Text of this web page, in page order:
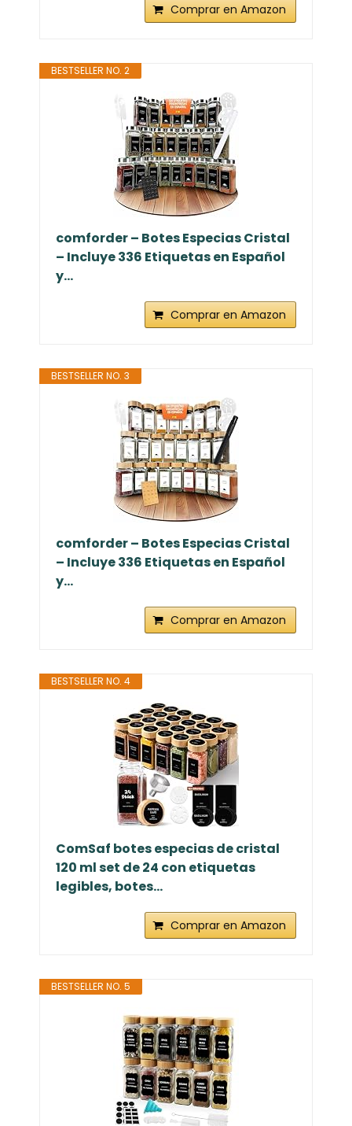
Comprar en Amazon
BESTSELLER NO. 2
comforder – Botes Especias Cristal
– Incluye 336 Etiquetas en Español
y...
Comprar en Amazon
BESTSELLER NO. 3
comforder – Botes Especias Cristal
– Incluye 336 Etiquetas en Español
y...
Comprar en Amazon
BESTSELLER NO. 4
ComSaf botes especias de cristal
120 ml set de 24 con etiquetas
legibles, botes...
Comprar en Amazon
BESTSELLER NO. 5